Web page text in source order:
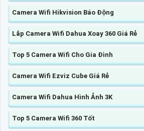
Camera Wifi Hikvision Báo Động
Lắp Camera Wifi Dahua Xoay 360 Giá Rẻ
Top 5 Camera Wifi Cho Gia Đình
Camera Wifi Ezviz Cube Giá Rẻ
Camera Wifi Dahua Hình Ảnh 3K
Top 5 Camera Wifi 360 Tốt